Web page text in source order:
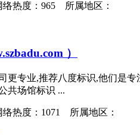
热度：965 所属地区：
）
更专业,推荐八度标识,他们是
共场馆标识 ...
热度：1071 所属地区：